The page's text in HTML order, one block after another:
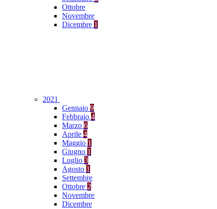
Ottobre
Novembre
Dicembre 1
2021
Gennaio 9
Febbraio 4
Marzo 6
Aprile 4
Maggio 1
Giugno 1
Luglio 3
Agosto 1
Settembre
Ottobre 2
Novembre
Dicembre